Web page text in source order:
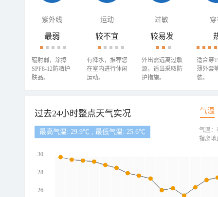
紫外线 运动 过敏 穿
最弱
辐射弱，涂擦
SPF8-12防晒护
肤品。
较不宜
有降水，推荐您
在室内进行休闲
运动。
较易发
外出需远离过敏
源，适当采取防
护措施。
适合穿
薄外套
装。
过去24小时整点天气实况 气温
最高气温: 29.9℃ , 最低气温: 25.6℃
30
28
26
气温：
指离地